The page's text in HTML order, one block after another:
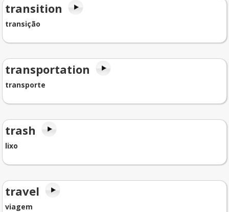
transition
transição
transportation
transporte
trash
lixo
travel
viagem